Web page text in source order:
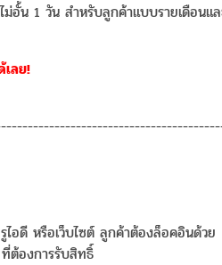
อั้น 1 วัน สำหรับลูกค้าแบบรายเดือนแ
ลย!
อดี หรือเว็บไซต์ ลูกค้าต้องล็อคอินด้วย
ต้องการรับสิทธิ์